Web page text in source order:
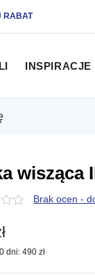
RABAT
INSPIRACJE
wisząca
Brak ocen -
dni: 490 zł